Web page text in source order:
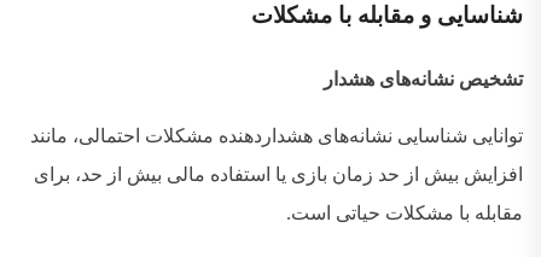
شناسایی و مقابله با مشکلات
تشخیص نشانه‌های هشدار
توانایی شناسایی نشانه‌های هشداردهنده مشکلات احتمالی، مانند
افزایش بیش از حد زمان بازی یا استفاده مالی بیش از حد، برای
مقابله با مشکلات حیاتی است.